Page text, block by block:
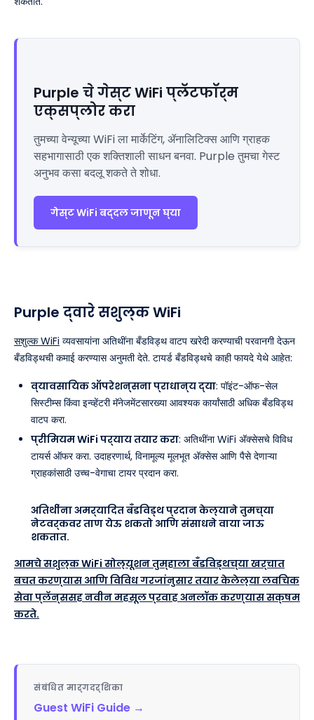
Purple चे गेस्ट WiFi प्लॅटफॉर्म
एक्सप्लोर करा
तुमच्या वेन्यूच्या WiFi ला मार्केटिंग, ॲनालिटिक्स आणि ग्राहक
सहभागासाठी एक शक्तिशाली साधन बनवा. Purple तुमचा गेस्ट
अनुभव कसा बदलू शकते ते शोधा.
गेस्ट WiFi बद्दल जाणून घ्या
Purple द्वारे सशुल्क WiFi
सशुल्क WiFi व्यवसायांना अतिथींना बँडविड्थ वाटप खरेदी करण्याची परवानगी देऊन
बँडविड्थची कमाई करण्यास अनुमती देते. टायर्ड बँडविड्थचे काही फायदे येथे आहेत:
व्यावसायिक ऑपरेशन्सना प्राधान्य द्या: पॉइंट-ऑफ-सेल
सिस्टीम्स किंवा इन्व्हेंटरी मॅनेजमेंटसारख्या आवश्यक कार्यांसाठी अधिक बँडविड्थ
वाटप करा.
प्रीमियम WiFi पर्याय तयार करा: अतिथींना WiFi अ‍ॅक्सेसचे विविध
टायर्स ऑफर करा. उदाहरणार्थ, विनामूल्य मूलभूत अ‍ॅक्सेस आणि पैसे देणाऱ्या
ग्राहकांसाठी उच्च-वेगाचा टायर प्रदान करा.
अतिथींना अमर्यादित बँडविड्थ प्रदान केल्याने तुमच्या
नेटवर्कवर ताण येऊ शकतो आणि संसाधने वाया जाऊ
शकतात.
आमचे सशुल्क WiFi सोल्यूशन तुम्हाला बँडविड्थच्या खर्चात
बचत करण्यास आणि विविध गरजांनुसार तयार केलेल्या लवचिक
सेवा प्लॅन्ससह नवीन महसूल प्रवाह अनलॉक करण्यास सक्षम
करते.
संबंधित मार्गदर्शिका
Guest WiFi Guide →